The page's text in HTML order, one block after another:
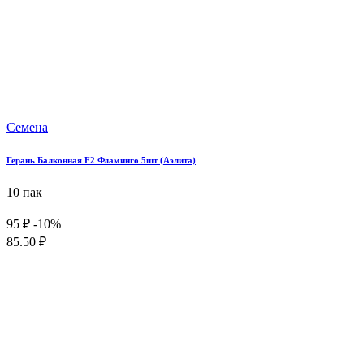
Семена
Герань Балконная F2 Фламинго 5шт (Аэлита)
10 пак
95 ₽ -10%
85.50 ₽